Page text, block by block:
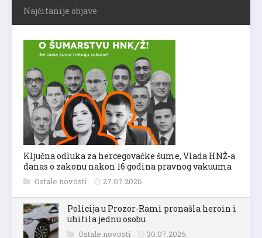
Najčitanije objave
Ključna odluka za hercegovačke šume, Vlada HNŽ-a
danas o zakonu nakon 16 godina pravnog vakuuma
Ostale novosti 27.07.2026.
Policija u Prozor-Rami pronašla heroin i
uhitila jednu osobu
Ostale novosti 30.07.2026.